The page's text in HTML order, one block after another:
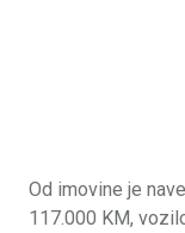
Od imovine je
117.000 KM,